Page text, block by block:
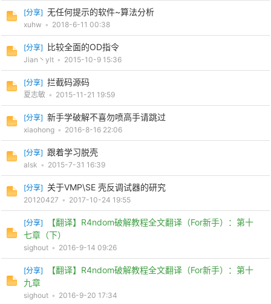
[分享] 无任何提示的软件~算法分析
xuhw • 2018-6-11 00:38
[分享] 比较全面的OD指令
Jian丶ylt • 2015-10-9 15:36
[分享] 拦截码源码
夏志敏 • 2015-11-21 19:59
[分享] 新手学破解不喜勿喷高手请跳过
xiaohong • 2016-8-16 22:06
[分享] 跟着学习脱壳
alsk • 2015-7-31 16:39
[分享] 关于VMP\SE 壳反调试器的研究
20120427 • 2017-10-24 19:55
[分享]
【翻译】R4ndom破解教程全文翻译（For新手）：第十
七章（下）
sighout • 2016-9-14 09:26
[分享]
【翻译】R4ndom破解教程全文翻译（For新手）：第十
九章
sighout • 2016-9-20 17:34